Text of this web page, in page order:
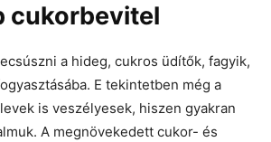
cukorbevitel
a hideg, cukros üdítők, fagyik,
E tekintetben még a
is veszélyesek, hiszen gyakran
A megnövekedett cukor- és